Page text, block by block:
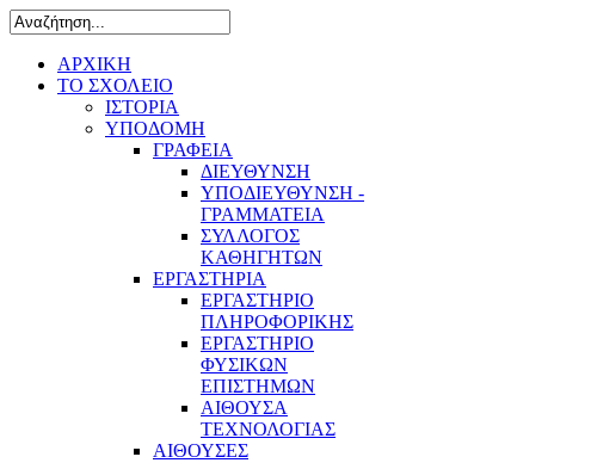
ΑΡΧΙΚΗ
ΤΟ ΣΧΟΛΕΙΟ
ΙΣΤΟΡΙΑ
ΥΠΟΔΟΜΗ
ΓΡΑΦΕΙΑ
ΔΙΕΥΘΥΝΣΗ
ΥΠΟΔΙΕΥΘΥΝΣΗ -
ΓΡΑΜΜΑΤΕΙΑ
ΣΥΛΛΟΓΟΣ
ΚΑΘΗΓΗΤΩΝ
ΕΡΓΑΣΤΗΡΙΑ
ΕΡΓΑΣΤΗΡΙΟ
ΠΛΗΡΟΦΟΡΙΚΗΣ
ΕΡΓΑΣΤΗΡΙΟ
ΦΥΣΙΚΩΝ
ΕΠΙΣΤΗΜΩΝ
ΑΙΘΟΥΣΑ
ΤΕΧΝΟΛΟΓΙΑΣ
ΑΙΘΟΥΣΕΣ